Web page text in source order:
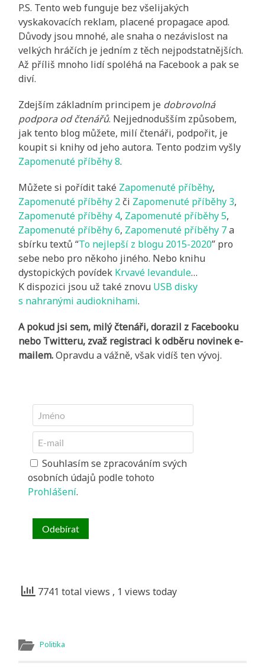
P.S. Tento web funguje bez všelijakých
vyskakovacích reklam, placené propagace apod.
Důvody jsou mnohé, ale snaha o nezávislost na
velkých hráčích je jedním z těch nejpodstatnějších.
Až příliš mnoho lidí spoléhá na Facebook a pak se
diví.
Zdejším základním principem je dobrovolná
podpora od čtenářů. Nejjednodušším způsobem,
jak tento blog můžete, milí čtenáři, podpořit, je
koupit si knihy od jeho autora. Tento podzim vyšly
Zapomenuté příběhy 8.
Můžete si pořídit také Zapomenuté příběhy,
Zapomenuté příběhy 2 či Zapomenuté příběhy 3,
Zapomenuté příběhy 4, Zapomenuté příběhy 5,
Zapomenuté příběhy 6, Zapomenuté příběhy 7a
sbírku textů “To nejlepší z blogu 2015-2020” pro
sebe nebo pro někoho jiného. Nebo knihu
dystopických povídek Krvavé levandule…
K dispozici jsou už také znovu USB disky
s nahranými audioknihami.
A pokud jsi sem, milý čtenáři, dorazil z Facebooku
nebo Twitteru, zvaž registraci k odběru novinek e-
mailem.Opravdu a vážně, však vidíš ten vývoj.
Souhlasím se zpracováním svých
osobních údajů podle tohoto
Prohlášení.
7741 total views , 1 views today
Politika